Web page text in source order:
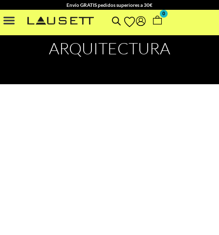
Envío GRATIS pedidos superiores a 30€
0
ARQUITECTURA